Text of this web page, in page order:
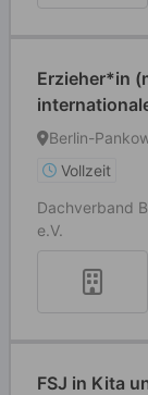
Erzieher*in
Berlin-
Vollzeit
Dachverband
e.V.
FSJ in Kita